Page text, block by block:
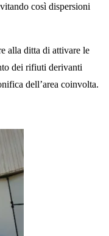
così dispersioni
alla ditta di attivare le
dei rifiuti derivanti
dell’area coinvolta.